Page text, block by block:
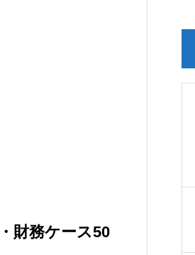
財務ケース50